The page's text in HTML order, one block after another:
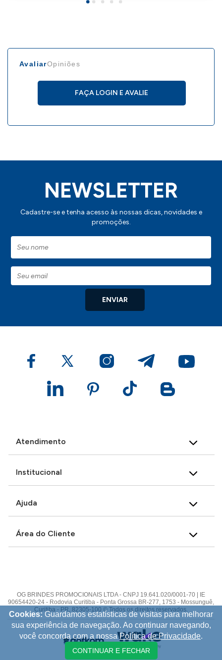
AvaliarOpiniões
FAÇA LOGIN E AVALIE
NEWSLETTER
Cadastre-se e tenha acesso às nossas dicas, novidades e
promoções.
ENVIAR
Atendimento
Institucional
Ajuda
Área do Cliente
OG BRINDES PROMOCIONAIS LTDA - CNPJ 19.641.020/0001-70 | IE
90654420-24 - Rodovia Curitiba - Ponta Grossa BR-277, 1753 - Mossunguê,
Curitiba - PR, 82305-100 © Todos os direitos reservados.
Cookies:Guardamos estatísticas de visitas para melhorar
sua experiência de navegação. Ao continuar navegando,
você concorda com a nossaPolítica de Privacidade.
CONTINUAR E FECHAR